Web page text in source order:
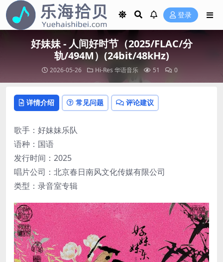
登录
好妹妹 - 人间好时节（2025/FLAC/分
轨/494M）(24bit/48kHz)
2026-05-26 Hi-Res 华语音乐 51 0
详情介绍 常见问题 评论建议
歌手：好妹妹乐队
语种：国语
发行时间：2025
唱片公司：北京春日南风文化传媒有限公司
类型：录音室专辑